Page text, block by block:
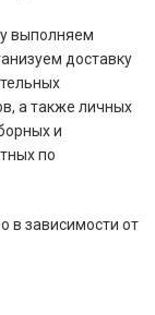
выполняем
доставку
а также личных
и
по
в зависимости от